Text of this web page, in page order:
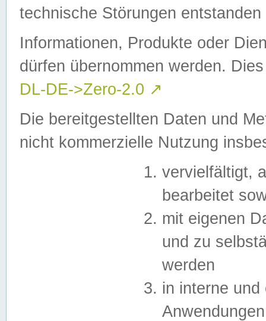
technische Störungen
Informationen, Produkte oder
dürfen übernommen werden.
DL-DE->Zero-2.0 ↗
Die bereitgestellten Daten und
nicht kommerzielle Nutzung
vervielfältigt,
bearbeitet
mit eigenen
und zu
werden
in interne